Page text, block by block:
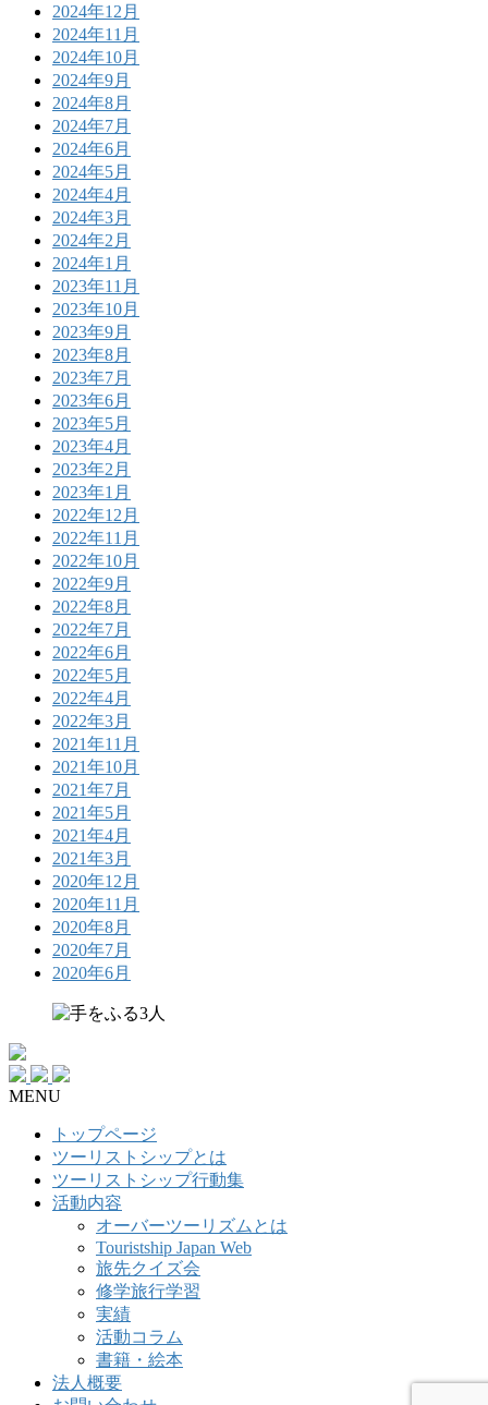
2024年12月
2024年11月
2024年10月
2024年9月
2024年8月
2024年7月
2024年6月
2024年5月
2024年4月
2024年3月
2024年2月
2024年1月
2023年11月
2023年10月
2023年9月
2023年8月
2023年7月
2023年6月
2023年5月
2023年4月
2023年2月
2023年1月
2022年12月
2022年11月
2022年10月
2022年9月
2022年8月
2022年7月
2022年6月
2022年5月
2022年4月
2022年3月
2021年11月
2021年10月
2021年7月
2021年5月
2021年4月
2021年3月
2020年12月
2020年11月
2020年8月
2020年7月
2020年6月
MENU
トップページ
ツーリストシップとは
ツーリストシップ行動集
活動内容
オーバーツーリズムとは
Touristship Japan Web
旅先クイズ会
修学旅行学習
実績
活動コラム
書籍・絵本
法人概要